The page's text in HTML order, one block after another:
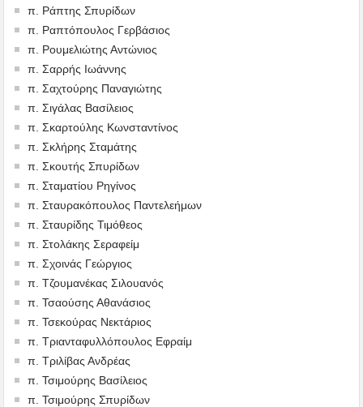
π. Ράπτης Σπυρίδων
π. Ραπτόπουλος Γερβάσιος
π. Ρουμελιώτης Αντώνιος
π. Σαρρής Ιωάννης
π. Σαχτούρης Παναγιώτης
π. Σιγάλας Βασίλειος
π. Σκαρτούλης Κωνσταντίνος
π. Σκλήρης Σταμάτης
π. Σκουτής Σπυρίδων
π. Σταματίου Ρηγίνος
π. Σταυρακόπουλος Παντελεήμων
π. Σταυρίδης Τιμόθεος
π. Στολάκης Σεραφείμ
π. Σχοινάς Γεώργιος
π. Τζουμανέκας Σιλουανός
π. Τσαούσης Αθανάσιος
π. Τσεκούρας Νεκτάριος
π. Τριανταφυλλόπουλος Εφραίμ
π. Τριλίβας Ανδρέας
π. Τσιμούρης Βασίλειος
π. Τσιμούρης Σπυρίδων